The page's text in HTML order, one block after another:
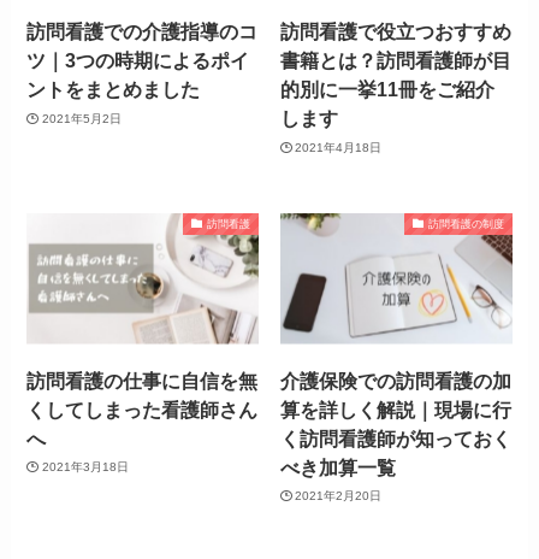
訪問看護での介護指導のコ
ツ｜3つの時期によるポイ
ントをまとめました
2021年5月2日
訪問看護で役立つおすすめ
書籍とは？訪問看護師が目
的別に一挙11冊をご紹介
します
2021年4月18日
訪問看護
訪問看護の仕事に自信を無
くしてしまった看護師さん
へ
2021年3月18日
訪問看護の制度
介護保険での訪問看護の加
算を詳しく解説｜現場に行
く訪問看護師が知っておく
べき加算一覧
2021年2月20日